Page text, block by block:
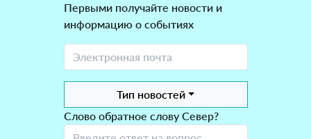
Первыми получайте новости и
информацию о событиях
Тип новостей
Слово обратное слову Север?